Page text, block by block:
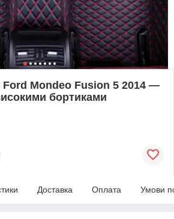
Ford Mondeo Fusion 5 2014 —
бортиками
Доставка Оплата Умови